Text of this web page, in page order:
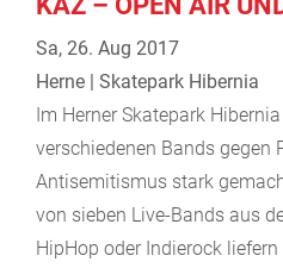
Sa, 26. Aug 2017
Herne | Skatepark Hibernia
Im Herner Skatepark
verschiedenen Bands gegen
Antisemitismus stark
von sieben Live-Bands aus
HipHop oder Indierock